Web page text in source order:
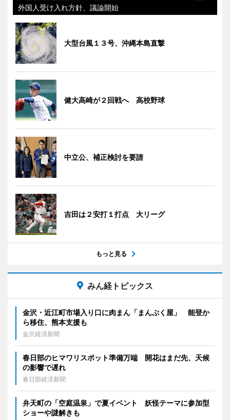
外国人受け入れ方針、議論開始
大型台風１３号、沖縄本島直撃
健大高崎が２回戦へ 高校野球
中立公、補正検討を要請
吉田は２安打１打点 大リーグ
もっと見る
みん経トピックス
金沢・近江町市場入り口に肉まん「まんぷく屋」 能登か
ら移住、熊本支援も
金沢経済新聞
春日部のヒマワリスポット準備万端 開花はまだ先、天候
の影響で遅れ
春日部経済新聞
弁天町の「空庭温泉」で夏イベント 妖怪テーマに参加型
ショーや謎解きも